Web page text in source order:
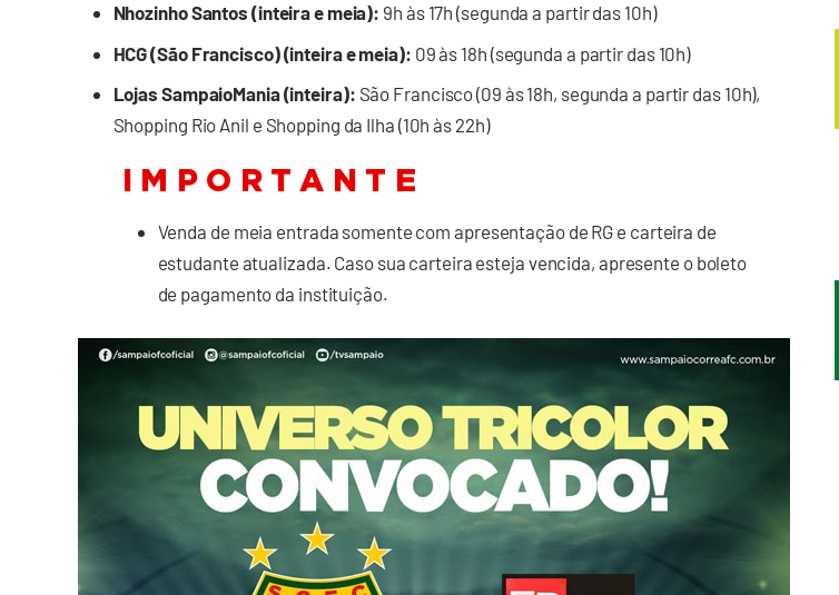
Nhozinho Santos (inteira e meia): 9h às 17h (segunda a partir das 10h)
HCG (São Francisco) (inteira e meia): 09 às 18h (segunda a partir das 10h)
Lojas SampaioMania (inteira): São Francisco (09 às 18h, segunda a partir das 10h),
Shopping Rio Anil e Shopping da Ilha (10h às 22h)
I M P O R T A N T E
Venda de meia entrada somente com apresentação de RG e carteira de
estudante atualizada. Caso sua carteira esteja vencida, apresente o boleto
de pagamento da instituição.